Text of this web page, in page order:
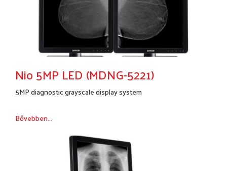
Nio 5MP LED (MDNG-5221)
5MP diagnostic grayscale display system
Bővebben...